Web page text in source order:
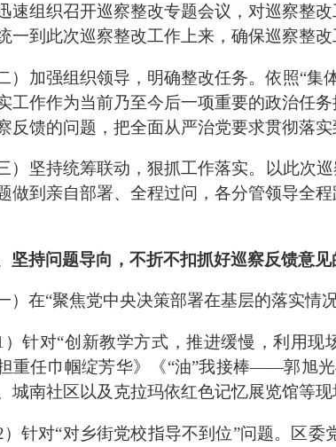
速组织召开巡察整改专题会议，对巡察整
一到此次巡察整改工作上来，确保巡察整
） 加强组织领导，明确整改任务。依照“集
工作作为当前乃至今后一项重要的政治任
反馈的问题 ， 把全面从严治党要求贯彻落
） 坚持统筹联动，狠抓工作落实。 以此次
做到亲自部署、全程过问，各分管领导全
坚持问题导向，不折不扣抓好巡察反馈意
）在“聚焦党中央决策部署在基层的落实情
）针对“创新教学方式，推进缓慢，利用现
重任巾帼绽芳华》《“油”我接棒——郭旭
城南社区以及克拉玛依红色记忆展览馆等
）针对“对乡街党校指导不到位”问题。 区委